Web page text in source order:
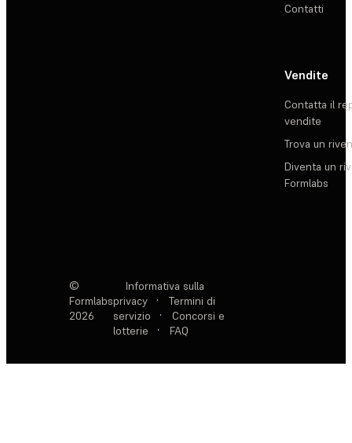
Contatti
Vendite
Contatta il
vendite
Trova un
Diventa un
Formlabs
©
Formlabs
2026
Informativa sulla
privacy
·
Termini di
servizio
·
Concorsi e
lotterie
· FAQ